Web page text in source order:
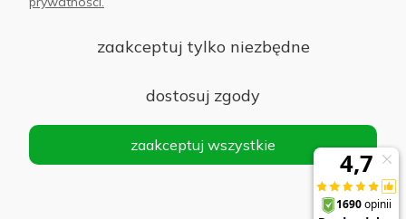
Sp. z o.o.
Siedziba: 02-486 WARSZAWA, Al. Jerozolimskie 176, NIP
1132646403 KRS nr 0000271999
zaakceptuj tylko niezbędne
dostosuj zgody
zaakceptuj wszystkie